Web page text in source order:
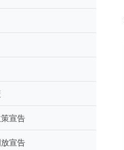
宣告
宣告